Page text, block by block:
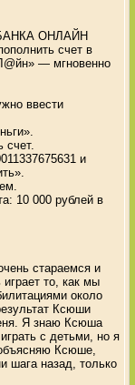
ОНЛАЙН
счет в
— мгновенно
ввести
счет.
и
10 000 рублей в
стараемся и
то, как мы
около
Ксюши
Я знаю Ксюша
с детьми, но я
Ксюше,
шага назад, только